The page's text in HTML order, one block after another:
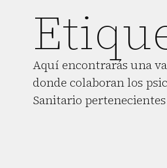
Aquí encontrarás una
donde colaboran los
Sanitario